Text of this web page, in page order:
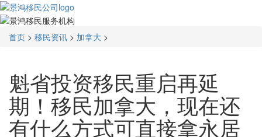
首页 > 移民资讯 > 加拿大 >
魁省投资移民重启再延
期！移民加拿大，现在还
有什么方式可直接拿永居